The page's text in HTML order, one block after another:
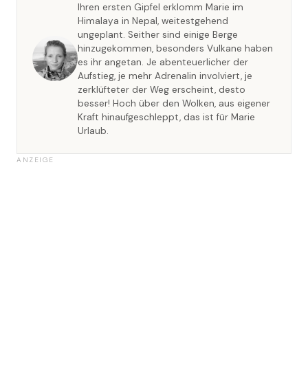
Ihren ersten Gipfel erklomm Marie im
Himalaya in Nepal, weitestgehend
ungeplant. Seither sind einige Berge
hinzugekommen, besonders Vulkane haben
es ihr angetan. Je abenteuerlicher der
Aufstieg, je mehr Adrenalin involviert, je
zerklüfteter der Weg erscheint, desto
besser! Hoch über den Wolken, aus eigener
Kraft hinaufgeschleppt, das ist für Marie
Urlaub.
ANZEIGE